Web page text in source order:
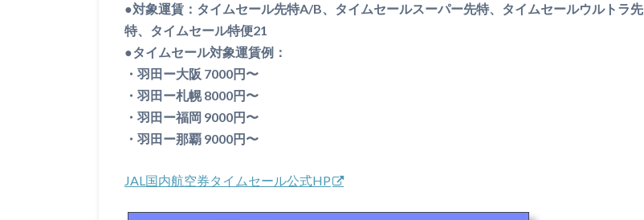
●対象運賃：タイムセール先特A/B、タイムセールスーパー先特、タイムセールウルトラ先
特、タイムセール特便21
●タイムセール対象運賃例：
・羽田ー大阪 7000円〜
・羽田ー札幌 8000円〜
・羽田ー福岡 9000円〜
・羽田ー那覇 9000円〜
JAL国内航空券タイムセール公式HP